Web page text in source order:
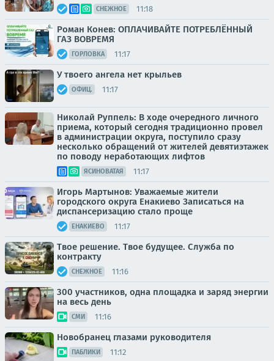
СНЕЖНОЕ 11:18
Роман Конев: ОПЛАЧИВАЙТЕ ПОТРЕБЛЁННЫЙ
ГАЗ ВОВРЕМЯ
ГОРЛОВКА 11:17
У твоего ангела нет крыльев
ОФИЦ. 11:17
Николай Руппель: В ходе очередного личного
приема, который сегодня традиционно провел
в администрации округа, поступило сразу
несколько обращений от жителей девятиэтажек
по поводу неработающих лифтов
ЯСИНОВАТАЯ 11:17
Игорь Мартынов: Уважаемые жители
городского округа Енакиево Записаться на
диспансеризацию стало проще
ЕНАКИЕВО 11:17
Твое решение. Твое будущее. Служба по
контракту
СНЕЖНОЕ 11:16
300 участников, одна площадка и заряд энергии
на весь день
СМИ 11:16
Новобранец глазами руководителя
ПАБЛИКИ 11:12